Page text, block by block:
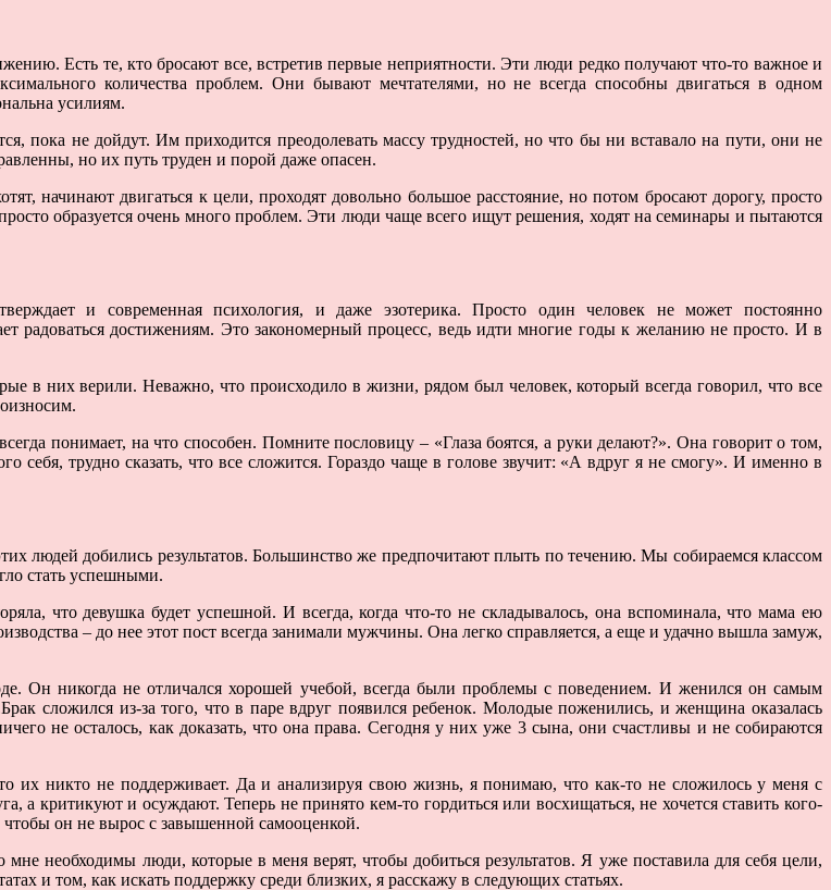
Есть те, кто бросают все, встретив первые неприятности. Эти люди редко получают что-то важное и
количества проблем. Они бывают мечтателями, но не всегда способны двигаться в одном
усилиям.
пока не дойдут. Им приходится преодолевать массу трудностей, но что бы ни вставало на пути, они не
но их путь труден и порой даже опасен.
начинают двигаться к цели, проходят довольно большое расстояние, но потом бросают дорогу, просто
образуется очень много проблем. Эти люди чаще всего ищут решения, ходят на семинары и пытаются
и современная психология, и даже эзотерика. Просто один человек не может постоянно
радоваться достижениям. Это закономерный процесс, ведь идти многие годы к желанию не просто. И в
в них верили. Неважно, что происходило в жизни, рядом был человек, который всегда говорил, что все
понимает, на что способен. Помните пословицу – «Глаза боятся, а руки делают?». Она говорит о том,
себя, трудно сказать, что все сложится. Гораздо чаще в голове звучит: «А вдруг я не смогу». И именно в
людей добились результатов. Большинство же предпочитают плыть по течению. Мы собираемся классом
стать успешными.
что девушка будет успешной. И всегда, когда что-то не складывалось, она вспоминала, что мама ею
– до нее этот пост всегда занимали мужчины. Она легко справляется, а еще и удачно вышла замуж,
Он никогда не отличался хорошей учебой, всегда были проблемы с поведением. И женился он самым
сложился из-за того, что в паре вдруг появился ребенок. Молодые поженились, и женщина оказалась
не осталось, как доказать, что она права. Сегодня у них уже 3 сына, они счастливы и не собираются
их никто не поддерживает. Да и анализируя свою жизнь, я понимаю, что как-то не сложилось у меня с
критикуют и осуждают. Теперь не принято кем-то гордиться или восхищаться, не хочется ставить кого-
он не вырос с завышенной самооценкой.
необходимы люди, которые в меня верят, чтобы добиться результатов. Я уже поставила для себя цели,
и том, как искать поддержку среди близких, я расскажу в следующих статьях.